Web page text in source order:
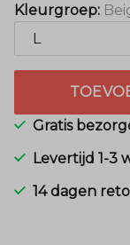
Kleurgroep:
Gratis
Levertijd 1-3
14 dagen